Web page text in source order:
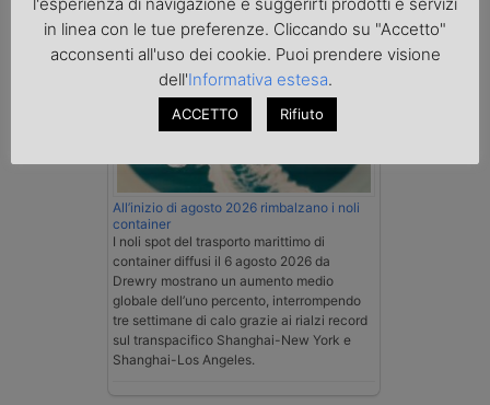
All’inizio di agosto 2026 rimbalzano i noli
container
I noli spot del trasporto marittimo di
container diffusi il 6 agosto 2026 da
Drewry mostrano un aumento medio
globale dell’uno percento, interrompendo
tre settimane di calo grazie ai rialzi record
sul transpacifico Shanghai-New York e
Shanghai-Los Angeles.
in linea con le tue preferenze. Cliccando su "Accetto"
acconsenti all'uso dei cookie. Puoi prendere visione
dell'Informativa estesa.
ACCETTO Rifiuto